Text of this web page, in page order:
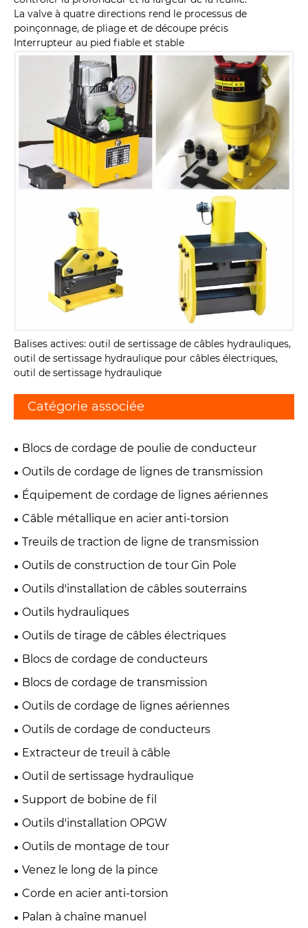
La valve à quatre directions rend le processus de
poinçonnage, de pliage et de découpe précis
Interrupteur au pied fiable et stable
Balises actives: outil de sertissage de câbles hydrauliques,
outil de sertissage hydraulique pour câbles électriques,
outil de sertissage hydraulique
Catégorie associée
Blocs de cordage de poulie de conducteur
Outils de cordage de lignes de transmission
Équipement de cordage de lignes aériennes
Câble métallique en acier anti-torsion
Treuils de traction de ligne de transmission
Outils de construction de tour Gin Pole
Outils d'installation de câbles souterrains
Outils hydrauliques
Outils de tirage de câbles électriques
Blocs de cordage de conducteurs
Blocs de cordage de transmission
Outils de cordage de lignes aériennes
Outils de cordage de conducteurs
Extracteur de treuil à câble
Outil de sertissage hydraulique
Support de bobine de fil
Outils d'installation OPGW
Outils de montage de tour
Venez le long de la pince
Corde en acier anti-torsion
Palan à chaîne manuel